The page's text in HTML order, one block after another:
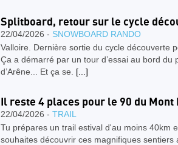
Splitboard, retour sur le cycle
22/04/2026 - SNOWBOARD RANDO
Valloire. Dernière sortie du cycle découverte
Ça a démarré par un tour d’essai au bord du
d’Arêne... Et ça se. [...]
Il reste 4 places pour le 90 du Mont
22/04/2026 - TRAIL
Tu prépares un trail estival d'au moins 40km
souhaites découvrir ces magnifiques sentiers